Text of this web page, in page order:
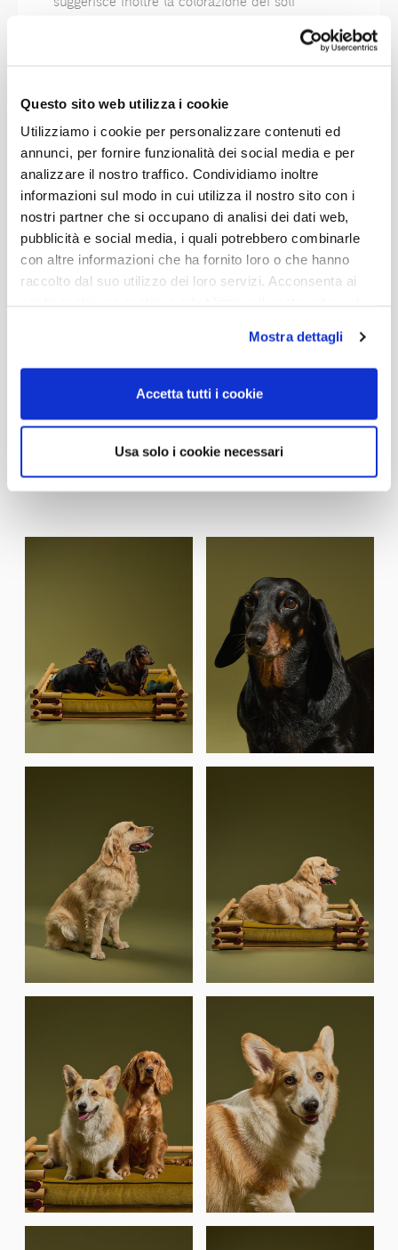
Questo sito web utilizza i cookie
Utilizziamo i cookie per personalizzare contenuti ed
annunci, per fornire funzionalità dei social media e per
analizzare il nostro traffico. Condividiamo inoltre
informazioni sul modo in cui utilizza il nostro sito con i
nostri partner che si occupano di analisi dei dati web,
pubblicità e social media, i quali potrebbero combinarle
con altre informazioni che ha fornito loro o che hanno
raccolto dal suo utilizzo dei loro servizi. Acconsenta ai
Mostra dettagli
Accetta tutti i cookie
Usa solo i cookie necessari
“piattini” del giunco, lasciando la struttura
Dimensioni (inch) W39.4" | D27.6" | H9.1"
Finiture